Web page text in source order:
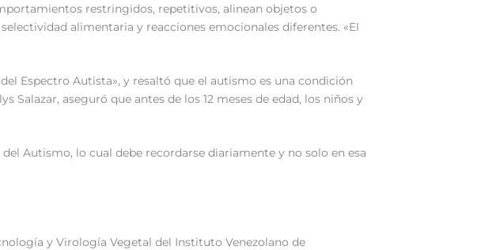
restringidos, repetitivos, alinean objetos o
alimentaria y reacciones emocionales diferentes. «El
Espectro Autista», y resaltó que el autismo es una condición
aseguró que antes de los 12 meses de edad, los niños y
Autismo, lo cual debe recordarse diariamente y no solo en esa
y Virología Vegetal del Instituto Venezolano de